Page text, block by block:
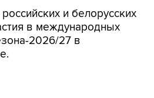
и белорусских
в международных
2026/27 в